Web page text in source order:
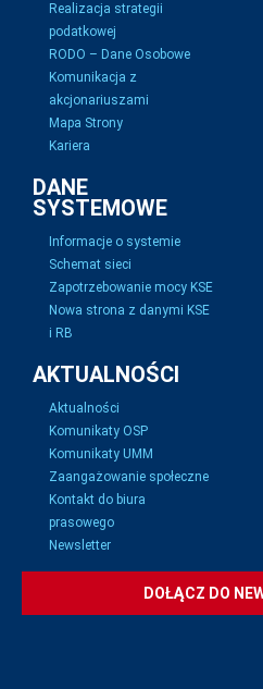
Realizacja strategii
podatkowej
RODO – Dane Osobowe
Komunikacja z
akcjonariuszami
Mapa Strony
Kariera
DANE
SYSTEMOWE
Informacje o systemie
Schemat sieci
Zapotrzebowanie mocy KSE
Nowa strona z danymi KSE
i RB
AKTUALNOŚCI
Aktualności
Komunikaty OSP
Komunikaty UMM
Zaangażowanie społeczne
Kontakt do biura
prasowego
Newsletter
DOŁĄCZ DO